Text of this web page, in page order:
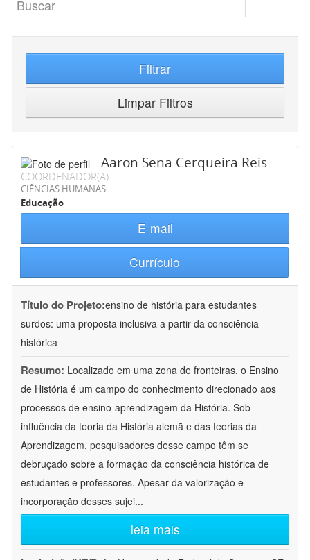
Filtrar
Limpar Filtros
Aaron Sena Cerqueira Reis
COORDENADOR(A)
CIÊNCIAS HUMANAS
Educação
E-mail
Currículo
Título do Projeto:ensino de história para estudantes
surdos: uma proposta inclusiva a partir da consciência
histórica
Resumo: Localizado em uma zona de fronteiras, o Ensino
de História é um campo do conhecimento direcionado aos
processos de ensino-aprendizagem da História. Sob
influência da teoria da História alemã e das teorias da
Aprendizagem, pesquisadores desse campo têm se
debruçado sobre a formação da consciência histórica de
estudantes e professores. Apesar da valorização e
incorporação desses sujei...
leia mais